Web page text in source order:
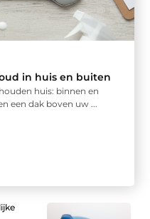
in huis en buiten
huis: binnen en
een dak boven uw ...